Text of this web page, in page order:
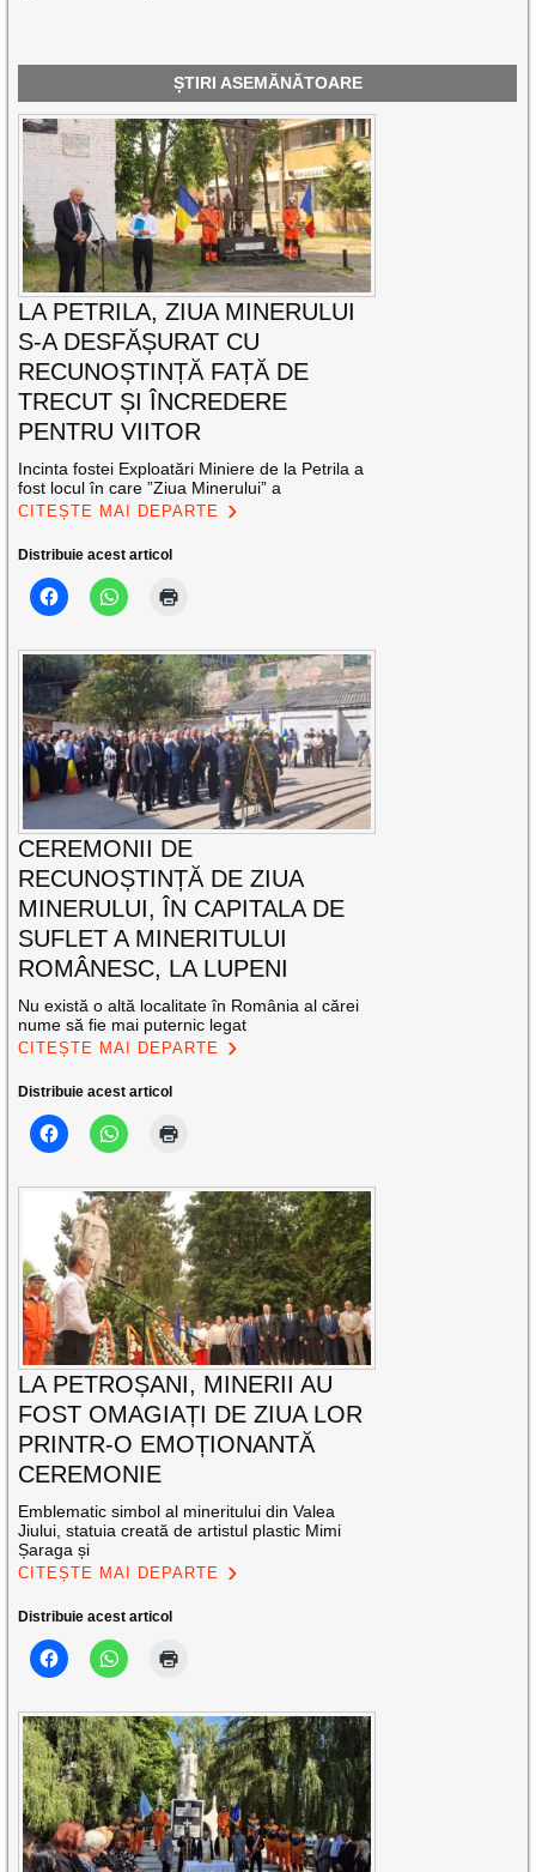
ȘTIRI ASEMĂNĂTOARE
LA PETRILA, ZIUA MINERULUI
S-A DESFĂȘURAT CU
RECUNOȘTINȚĂ FAȚĂ DE
TRECUT ȘI ÎNCREDERE
PENTRU VIITOR
Incinta fostei Exploatări Miniere de la Petrila a
fost locul în care ”Ziua Minerului” a
CITEȘTE MAI DEPARTE
Distribuie acest articol
CEREMONII DE
RECUNOȘTINȚĂ DE ZIUA
MINERULUI, ÎN CAPITALA DE
SUFLET A MINERITULUI
ROMÂNESC, LA LUPENI
Nu există o altă localitate în România al cărei
nume să fie mai puternic legat
CITEȘTE MAI DEPARTE
Distribuie acest articol
LA PETROȘANI, MINERII AU
FOST OMAGIAȚI DE ZIUA LOR
PRINTR-O EMOȚIONANTĂ
CEREMONIE
Emblematic simbol al mineritului din Valea
Jiului, statuia creată de artistul plastic Mimi
Șaraga și
CITEȘTE MAI DEPARTE
Distribuie acest articol